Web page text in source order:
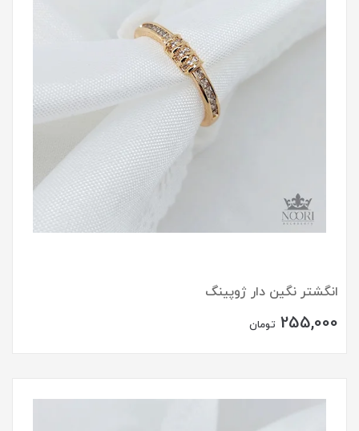
انگشتر نگین دار ژوپینگ
255,000 تومان